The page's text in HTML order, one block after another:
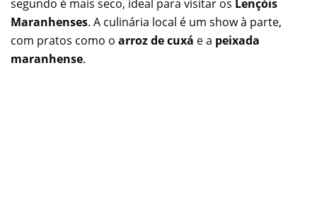
segundo é mais seco, ideal para visitar os Lençóis
Maranhenses. A culinária local é um show à parte,
com pratos como o arroz de cuxá e a peixada
maranhense.